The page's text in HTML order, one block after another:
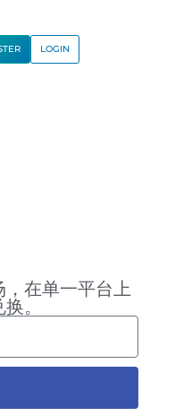
LOGIN
在单一平台上
。